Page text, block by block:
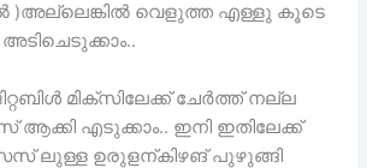
)അല്ലെങ്കിൽ വെളുത്ത എള്ളു കൂടെ
മിക്സിലേക്ക് ചേർത്ത് നല്ല
ആക്കി എടുക്കാം.. ഇനി ഇതിലേക്ക്
ലുള്ള ഉരുളന്കിഴങ് പുഴുങ്ങി